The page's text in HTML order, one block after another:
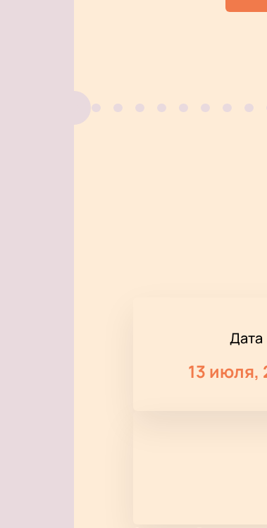
Дата
13 июля,